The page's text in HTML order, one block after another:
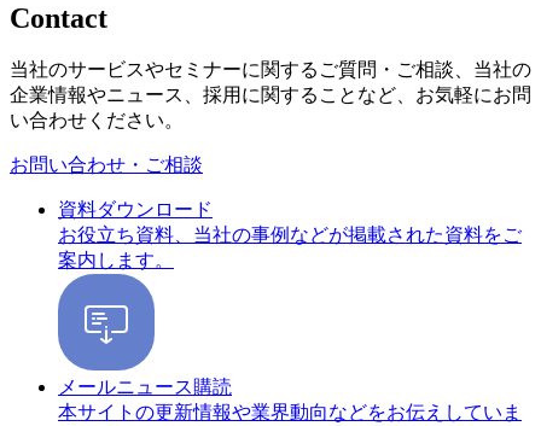
Contact
当社のサービスやセミナーに関するご質問・ご相談、当社の
企業情報やニュース、採用に関することなど、お気軽にお問
い合わせください。
お問い合わせ・ご相談
資料ダウンロード
お役立ち資料、当社の事例などが掲載された資料をご
案内します。
メールニュース購読
本サイトの更新情報や業界動向などをお伝えしていま